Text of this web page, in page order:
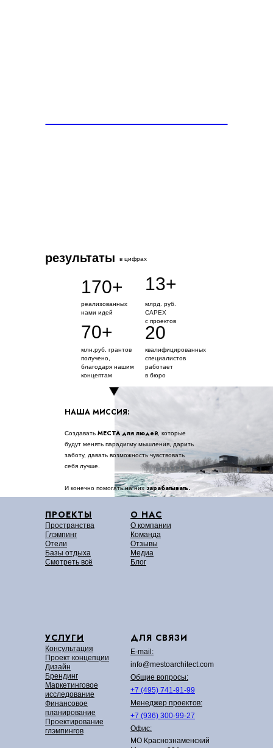
70+
млн.руб. грантов
получено,
благодаря нашим
концептам
170+
реализованных
нами идей
13+
млрд. руб.
CAPEX
с проектов
20
квалифицированных
специалистов
работает
в бюро
Создавать МЕСТА для людей , которые
будут менять парадигму мышления, дарить
заботу, давать возможность чувствовать
себя лучше.
И конечно помогать на нихзарабатывать.
результаты в цифрах
НАША МИССИЯ:
ДЛЯ СВЯЗИ
E-mail:
info@mestoarchitect.com
Общие вопросы:
+7 (495) 741-91-99
Менеджер проектов:
+7 (936) 300-99-27
Офис:
МО Краснознаменский
О НАС
О компании
Команда
Отзывы
Медиа
Блог
УСЛУГИ
Консультация
Проект концепции
Дизайн
Брендинг
Маркетинговое
исследование
Финансовое
планирование
Проектирование
глэмпингов
ПРОЕКТЫ
Пространства
Глэмпинг
Отели
Базы отдыха
Смотреть всё